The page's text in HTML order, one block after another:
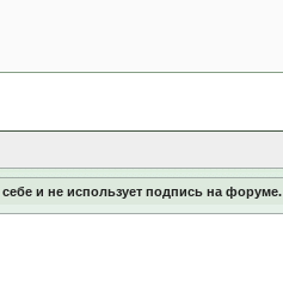
и не использует подпись на форуме.